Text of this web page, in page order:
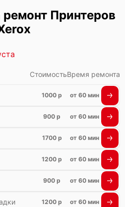
ремонт Принтеров
СтоимостьВремя ремонта
1000 р от 60 мин
900 р от 60 мин
1700 р от 60 мин
1200 р от 60 мин
900 р от 60 мин
1200 р от 60 мин